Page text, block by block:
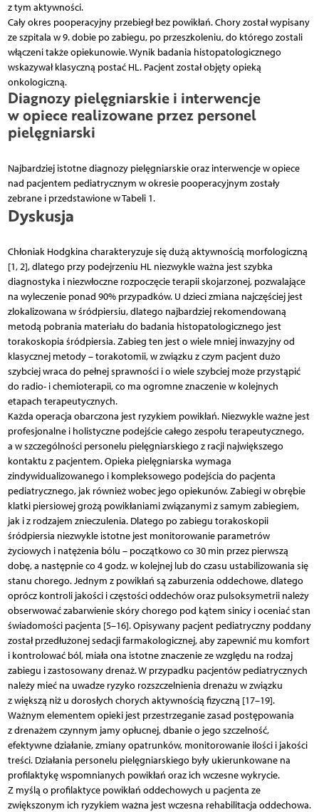
z tym aktywności.
Cały okres pooperacyjny przebiegł bez powikłań. Chory został wypisany
ze szpitala w 9. dobie po zabiegu, po przeszkoleniu, do którego zostali
włączeni także opiekunowie. Wynik badania histopatologicznego
wskazywał klasyczną postać HL. Pacjent został objęty opieką
onkologiczną.
Diagnozy pielęgniarskie i interwencje
w opiece realizowane przez personel
pielęgniarski
Najbardziej istotne diagnozy pielęgniarskie oraz interwencje w opiece
nad pacjentem pediatrycznym w okresie pooperacyjnym zostały
zebrane i przedstawione w Tabeli 1.
Dyskusja
Chłoniak Hodgkina charakteryzuje się dużą aktywnością morfologiczną
[1, 2], dlatego przy podejrzeniu HL niezwykle ważna jest szybka
diagnostyka i niezwłoczne rozpoczęcie terapii skojarzonej, pozwalające
na wyleczenie ponad 90% przypadków. U dzieci zmiana najczęściej jest
zlokalizowana w śródpiersiu, dlatego najbardziej rekomendowaną
metodą pobrania materiału do badania histopatologicznego jest
torakoskopia śródpiersia. Zabieg ten jest o wiele mniej inwazyjny od
klasycznej metody – torakotomii, w związku z czym pacjent dużo
szybciej wraca do pełnej sprawności i o wiele szybciej może przystąpić
do radio- i chemioterapii, co ma ogromne znaczenie w kolejnych
etapach terapeutycznych.
Każda operacja obarczona jest ryzykiem powikłań. Niezwykle ważne jest
profesjonalne i holistyczne podejście całego zespołu terapeutycznego,
a w szczególności personelu pielęgniarskiego z racji największego
kontaktu z pacjentem. Opieka pielęgniarska wymaga
zindywidualizowanego i kompleksowego podejścia do pacjenta
pediatrycznego, jak również wobec jego opiekunów. Zabiegi w obrębie
klatki piersiowej grożą powikłaniami związanymi z samym zabiegiem,
jak i z rodzajem znieczulenia. Dlatego po zabiegu torakoskopii
śródpiersia niezwykle istotne jest monitorowanie parametrów
życiowych i natężenia bólu – początkowo co 30 min przez pierwszą
dobę, a następnie co 4 godz. w kolejnej lub do czasu ustabilizowania się
stanu chorego. Jednym z powikłań są zaburzenia oddechowe, dlatego
oprócz kontroli jakości i częstości oddechów oraz pulsoksymetrii należy
obserwować zabarwienie skóry chorego pod kątem sinicy i oceniać stan
świadomości pacjenta [5–16]. Opisywany pacjent pediatryczny poddany
został przedłużonej sedacji farmakologicznej, aby zapewnić mu komfort
i kontrolować ból, miała ona istotne znaczenie ze względu na rodzaj
zabiegu i zastosowany drenaż. W przypadku pacjentów pediatrycznych
należy mieć na uwadze ryzyko rozszczelnienia drenażu w związku
z większą niż u dorosłych chorych aktywnością fizyczną [17–19].
Ważnym elementem opieki jest przestrzeganie zasad postępowania
z drenażem czynnym jamy opłucnej, dbanie o jego szczelność,
efektywne działanie, zmiany opatrunków, monitorowanie ilości i jakości
treści. Działania personelu pielęgniarskiego były ukierunkowane na
profilaktykę wspomnianych powikłań oraz ich wczesne wykrycie.
Z myślą o profilaktyce powikłań oddechowych u pacjenta ze
zwiększonym ich ryzykiem ważna jest wczesna rehabilitacja oddechowa.